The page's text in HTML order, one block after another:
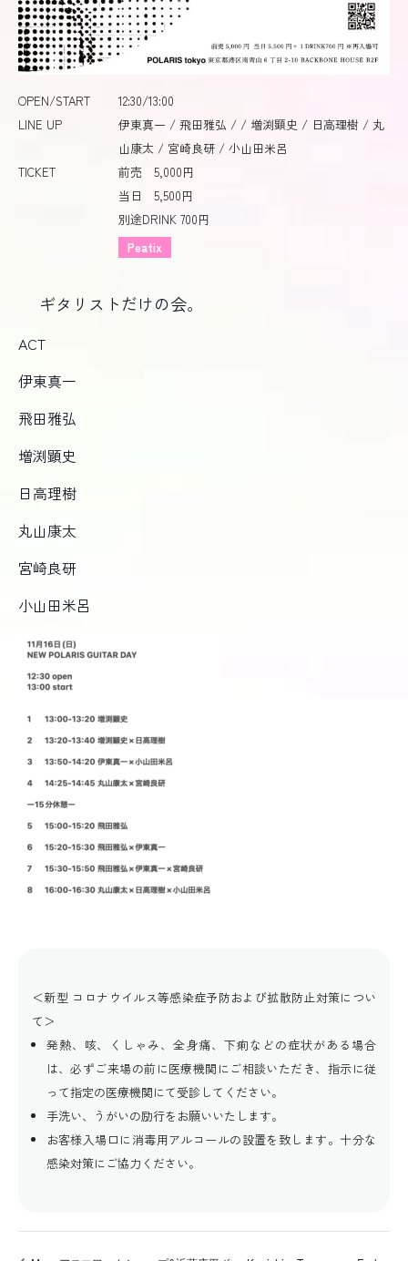
OPEN/START
12:30/13:00
LINE UP
伊東真一 / 飛田雅弘 / / 増渕顕史 / 日高理樹 / 丸
山康太 / 宮崎良研 / 小山田米呂
TICKET
前売 5,000円
当日 5,500円
別途DRINK 700円
Peatix
ギタリストだけの会。
ACT
伊東真一
飛田雅弘
増渕顕史
日高理樹
丸山康太
宮崎良研
小山田米呂
＜新型 コロナウイルス等感染症予防および拡散防止対策につい
て＞
発熱、咳、くしゃみ、全身痛、下痢などの症状がある場合
は、必ずご来場の前に医療機関にご相談いただき、指示に従
って指定の医療機関にて受診してください。
手洗い、うがいの励行をお願いいたします。
お客様入場口に消毒用アルコールの設置を致します。十分な
感染対策にご協力ください。